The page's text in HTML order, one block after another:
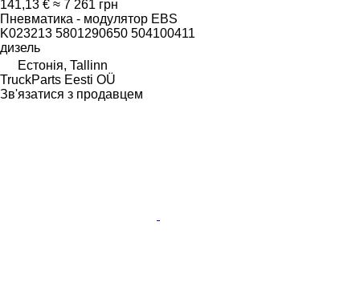
141,13 € ≈ 7 261 грн
Пневматика - модулятор EBS
K023213 5801290650 504100411
дизель
Естонія, Tallinn
TruckParts Eesti OÜ
Зв'язатися з продавцем